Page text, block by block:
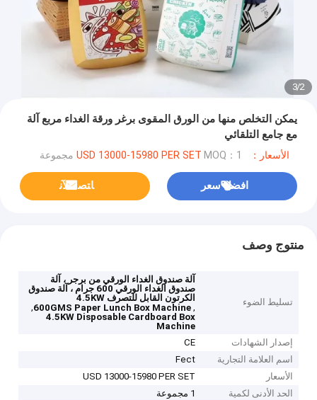
2
/
3
يمكن التخلص منها من الورق المقوى برغر ورقة الغداء مربع آلة
مع جامع التلقائي
الأسعار：USD 13000-15980 PER SET MOQ：1 مجموعة
افضل سعر ﺎﺘﺼﻟ ﺍﻶﻧ
منتوج وصف
تسليط الضوء
آلة صندوق الغداء الورقي من برجر ، آلة
صندوق الغداء الورقي 600 جرام ، آلة صندوق
الكرتون القابل للتصرف 4.5KW
,
600GMS Paper Lunch Box Machine
,
4.5KW Disposable Cardboard Box
Machine
إصدار الشهادات
CE
اسم العلامة التجارية
Fect
الأسعار
USD 13000-15980 PER SET
الحد الأدنى لكمية
1 مجموعة